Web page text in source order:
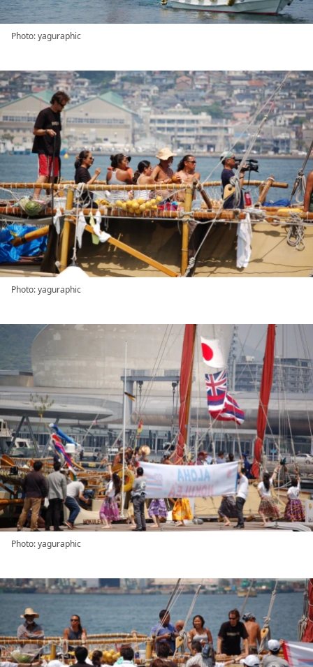
Photo: yaguraphic
Photo: yaguraphic
Photo: yaguraphic